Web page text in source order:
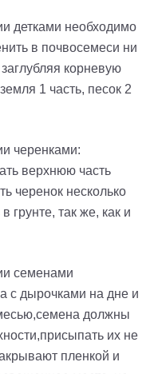
детками необходимо
в почвосемеси ни
корневую
1 часть, песок 2
черенками:
верхнюю часть
черенок несколько
грунте, так же, как и
семенами
с дырочками на дне и
семена должны
их не
пленкой и